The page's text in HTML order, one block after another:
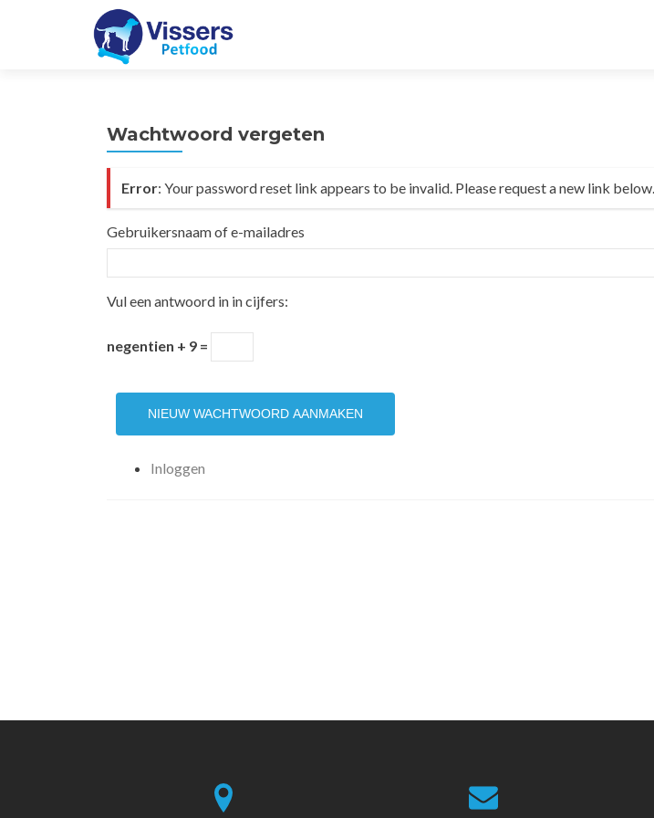
Wachtwoord vergeten
Error: Your password reset link appears to be invalid. Please request a new link below.
Gebruikersnaam of e-mailadres
Vul een antwoord in in cijfers:
negentien + 9 =
NIEUW WACHTWOORD AANMAKEN
Inloggen